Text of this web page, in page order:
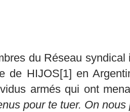
du Réseau
de HIJOS[1] en
armés qui ont
pour te tuer. On nous